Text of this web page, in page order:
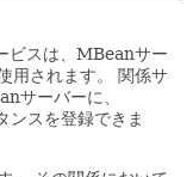
ビスは、MBeanサー
されます。
関係サ
サーバーに、
ンスを登録できま